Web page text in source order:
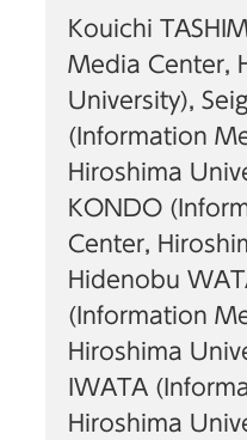
Kouichi
Media Center,
University),
(Information
Hiroshima
KONDO
Center,
Hidenobu
(Information
Hiroshima
IWATA
Hiroshima